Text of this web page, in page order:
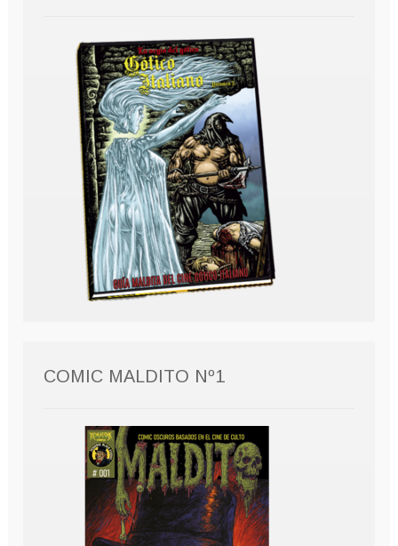
COMIC MALDITO Nº1